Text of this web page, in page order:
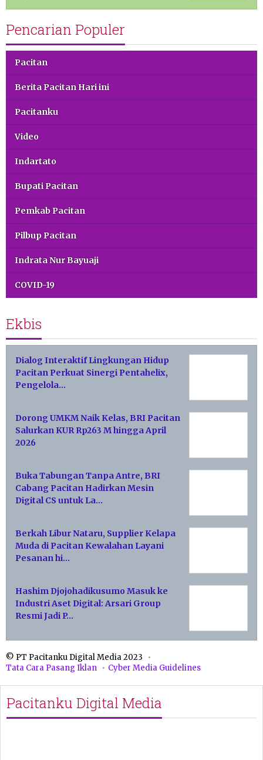
Pencarian Populer
Pacitan
Berita Pacitan Hari ini
Pacitanku
Video
Indartato
Bupati Pacitan
Pemkab Pacitan
Pilbup Pacitan
Indrata Nur Bayuaji
COVID-19
Ekbis
Dialog Interaktif Lingkungan Hidup
Pacitan Perkuat Sinergi Pentahelix,
Pengelola…
Dorong UMKM Naik Kelas, BRI Pacitan
Salurkan KUR Rp263 M hingga April
2026
Buka Tabungan Tanpa Antre, BRI
Cabang Pacitan Hadirkan Mesin
Digital CS untuk La…
Berkah Libur Nataru, Supplier Kelapa
Muda di Pacitan Kewalahan Layani
Pesanan hi…
Hashim Djojohadikusumo Masuk ke
Industri Aset Digital: Arsari Group
Resmi Jadi P…
© PT Pacitanku Digital Media 2023
Tata Cara Pasang Iklan
Cyber Media Guidelines
Pacitanku Digital Media